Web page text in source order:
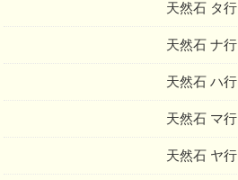
天然石 タ行
天然石 ナ行
天然石 ハ行
天然石 マ行
天然石 ヤ行